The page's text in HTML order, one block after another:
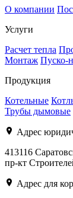
О компании
Услуги
Расчет тепла
Монтаж Пуско-
Продукция
Котельные
Трубы дымовые
Адрес
413116
пр-кт
Адрес для